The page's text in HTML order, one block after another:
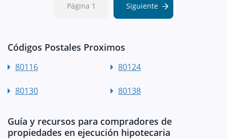
Página 1 Siguiente
Códigos Postales Proximos
80116 80124
80130 80138
Guía y recursos para compradores de
propiedades en ejecución hipotecaria